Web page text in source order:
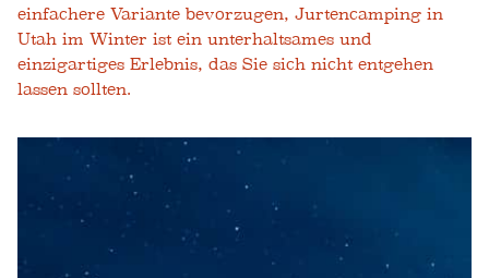
einfachere Variante bevorzugen, Jurtencamping in
Utah im Winter ist ein unterhaltsames und
einzigartiges Erlebnis, das Sie sich nicht entgehen
lassen sollten.